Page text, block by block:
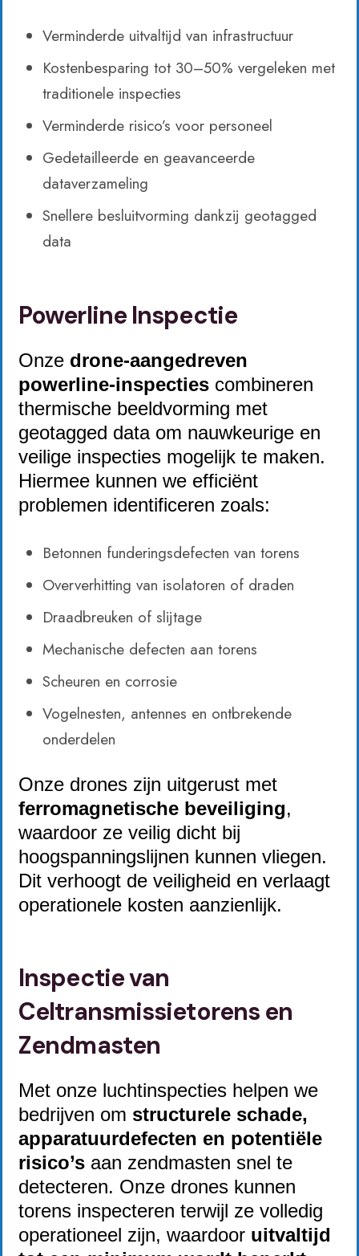
Verminderde uitvaltijd van infrastructuur
Kostenbesparing tot 30–50% vergeleken met
traditionele inspecties
Verminderde risico’s voor personeel
Gedetailleerde en geavanceerde
dataverzameling
Snellere besluitvorming dankzij geotagged
data
Powerline Inspectie
Onze drone-aangedreven
powerline-inspecties combineren
thermische beeldvorming met
geotagged data om nauwkeurige en
veilige inspecties mogelijk te maken.
Hiermee kunnen we efficiënt
problemen identificeren zoals:
Betonnen funderingsdefecten van torens
Oververhitting van isolatoren of draden
Draadbreuken of slijtage
Mechanische defecten aan torens
Scheuren en corrosie
Vogelnesten, antennes en ontbrekende
onderdelen
Onze drones zijn uitgerust met
ferromagnetische beveiliging,
waardoor ze veilig dicht bij
hoogspanningslijnen kunnen vliegen.
Dit verhoogt de veiligheid en verlaagt
operationele kosten aanzienlijk.
Inspectie van
Celtransmissietorens en
Zendmasten
Met onze luchtinspecties helpen we
bedrijven om structurele schade,
apparatuurdefecten en potentiële
risico’s aan zendmasten snel te
detecteren. Onze drones kunnen
torens inspecteren terwijl ze volledig
operationeel zijn, waardoor uitvaltijd